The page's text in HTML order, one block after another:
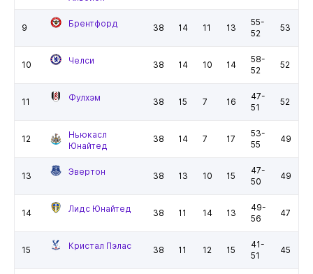
9 Брентфорд 38 14 11 13
55-
52
53
10 Челси 38 14 10 14
58-
52
52
11 Фулхэм 38 15 7 16
47-
51
52
12
Ньюкасл
Юнайтед
38 14 7 17
53-
55
49
13 Эвертон 38 13 10 15
47-
50
49
14 Лидс Юнайтед 38 11 14 13
49-
56
47
15 Кристал Пэлас 38 11 12 15
41-
51
45